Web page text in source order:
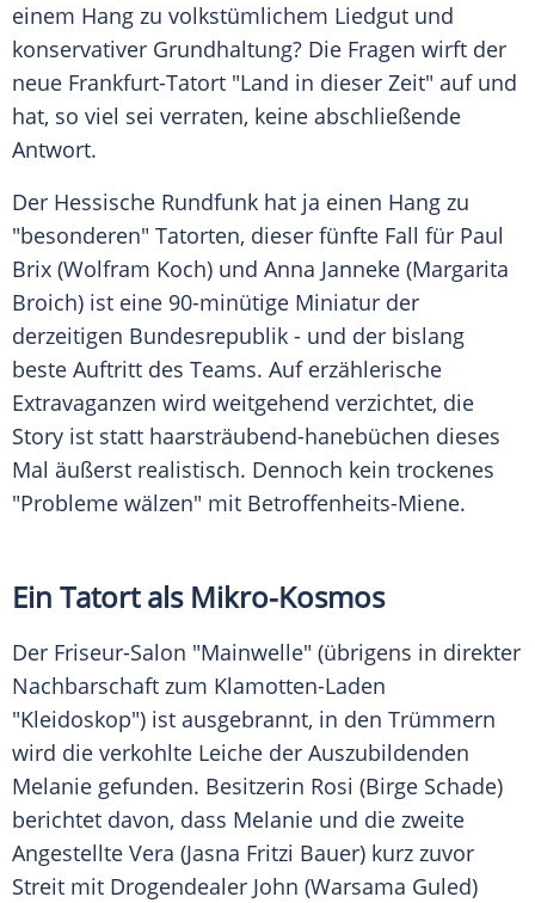
einem Hang zu volkstümlichem Liedgut und
konservativer Grundhaltung? Die Fragen wirft der
neue Frankfurt-Tatort "Land in dieser Zeit" auf und
hat, so viel sei verraten, keine abschließende
Antwort.
Der Hessische Rundfunk hat ja einen Hang zu
"besonderen" Tatorten, dieser fünfte Fall für Paul
Brix (Wolfram Koch) und Anna Janneke (Margarita
Broich) ist eine 90-minütige Miniatur der
derzeitigen Bundesrepublik - und der bislang
beste Auftritt des Teams. Auf erzählerische
Extravaganzen wird weitgehend verzichtet, die
Story ist statt haarsträubend-hanebüchen dieses
Mal äußerst realistisch. Dennoch kein trockenes
"Probleme wälzen" mit Betroffenheits-Miene.
Ein Tatortals Mikro-Kosmos
Der Friseur-Salon "Mainwelle" (übrigens in direkter
Nachbarschaft zum Klamotten-Laden
"Kleidoskop") ist ausgebrannt, in den Trümmern
wird die verkohlte Leiche der Auszubildenden
Melanie gefunden. Besitzerin Rosi (Birge Schade)
berichtet davon, dass Melanie und die zweite
Angestellte Vera (Jasna Fritzi Bauer) kurz zuvor
Streit mit Drogendealer John (Warsama Guled)